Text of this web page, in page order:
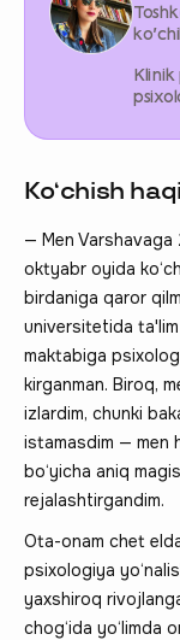
Ko‘chish
— Men
oktyabr oyida
birdaniga qaror
universitetida
maktabiga
kirganman. Biroq,
izlardim, chunki
istamasdim — men
bo‘yicha aniq
rejalashtirgandim.
Ota-onam chet
psixologiya
yaxshiroq
chog‘ida yo‘limda